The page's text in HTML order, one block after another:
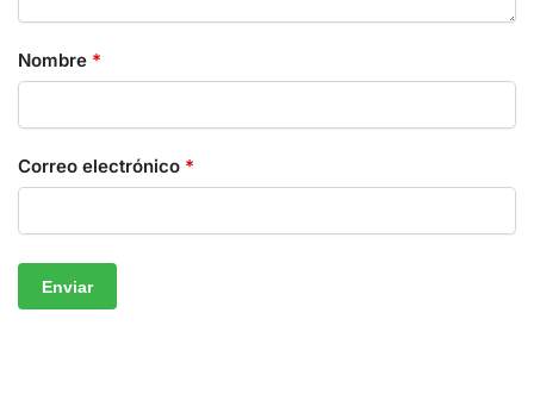
Nombre *
Correo electrónico *